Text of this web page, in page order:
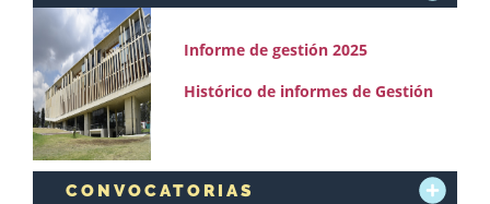
Informe de gestión 2025
Histórico de informes de Gestión
CONVOCATORIAS